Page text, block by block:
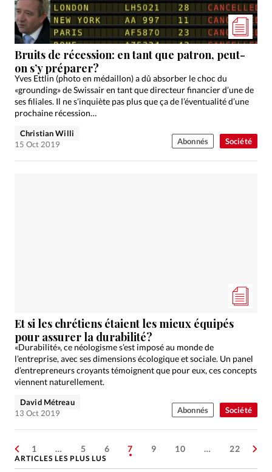
Société
Bruits de récession: en tant que patron, peut-
on s’y préparer?
Yves Ettlin (photo en médaillon) a dû absorber le choc du
«grounding» de Swissair en tant que directeur financier d’une de
ses filiales. Il ne s’inquiète pas plus que ça de l’éventualité d’une
prochaine récession…
Christian Willi
15 Oct 2019
Abonnés
Société
Et si les chrétiens étaient les mieux équipés
pour assurer la durabilité?
«Durabilité», ce néologisme s’est imposé au monde de
l’entreprise, avec ses dimensions écologique et sociale. Un panel
d’entrepreneurs croyants témoignent que pour eux, ces concepts
viennent naturellement.
David Métreau
13 Oct 2019
Abonnés
1 … 5 6 7 9 10 … 22
ARTICLES LES PLUS LUS